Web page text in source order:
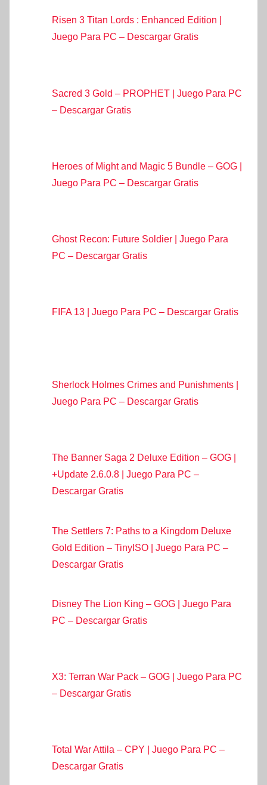
Risen 3 Titan Lords : Enhanced Edition |
Juego Para PC – Descargar Gratis
Sacred 3 Gold – PROPHET | Juego Para PC
– Descargar Gratis
Heroes of Might and Magic 5 Bundle – GOG |
Juego Para PC – Descargar Gratis
Ghost Recon: Future Soldier | Juego Para
PC – Descargar Gratis
FIFA 13 | Juego Para PC – Descargar Gratis
Sherlock Holmes Crimes and Punishments |
Juego Para PC – Descargar Gratis
The Banner Saga 2 Deluxe Edition – GOG |
+Update 2.6.0.8 | Juego Para PC –
Descargar Gratis
The Settlers 7: Paths to a Kingdom Deluxe
Gold Edition – TinyISO | Juego Para PC –
Descargar Gratis
Disney The Lion King – GOG | Juego Para
PC – Descargar Gratis
X3: Terran War Pack – GOG | Juego Para PC
– Descargar Gratis
Total War Attila – CPY | Juego Para PC –
Descargar Gratis